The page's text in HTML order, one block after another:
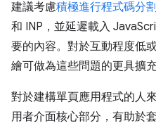
建議考慮積極進行程式碼分割
和 INP，並延遲載入
要的內容。對於互動程度低
繪可做為這些問題的更具擴
對於建構單頁應用程式的人
用者介面核心部分，有助於